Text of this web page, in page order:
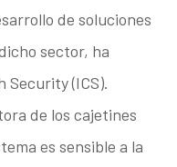
de soluciones
sector, ha
Security (ICS).
de los cajetines
es sensible a la